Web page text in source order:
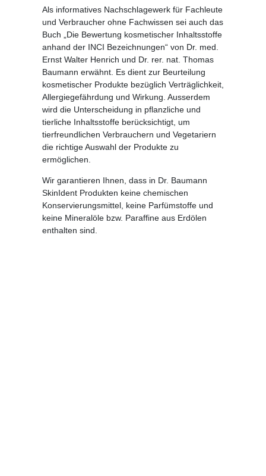
Als informatives Nachschlagewerk für Fachleute
und Verbraucher ohne Fachwissen sei auch das
Buch „Die Bewertung kosmetischer Inhaltsstoffe
anhand der INCI Bezeichnungen“ von Dr. med.
Ernst Walter Henrich und Dr. rer. nat. Thomas
Baumann erwähnt. Es dient zur Beurteilung
kosmetischer Produkte bezüglich Verträglichkeit,
Allergiegefährdung und Wirkung. Ausserdem
wird die Unterscheidung in pflanzliche und
tierliche Inhaltsstoffe berücksichtigt, um
tierfreundlichen Verbrauchern und Vegetariern
die richtige Auswahl der Produkte zu
ermöglichen.
Wir garantieren Ihnen, dass in Dr. Baumann
SkinIdent Produkten keine chemischen
Konservierungsmittel, keine Parfümstoffe und
keine Mineralöle bzw. Paraffine aus Erdölen
enthalten sind.